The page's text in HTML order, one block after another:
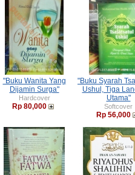
"Buku Wanita Yang
Dijamin Surga"
Hardcover
Rp 80,000
"Buku Syarah
Ushul, Tiga
Utama"
Softcover
Rp 56,000